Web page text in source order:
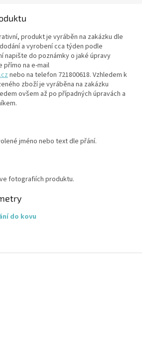
produkt je vyráběn na zakázku dle
a vyrobení cca týden podle
napište do poznámky o jaké úpravy
přímo na e-mail
nebo na telefon 721800618. Vzhledem k
zboží je vyráběna na zakázku
ovšem až po případných úpravách a
jméno nebo text dle přání.
fotografiích produktu.
do kovu